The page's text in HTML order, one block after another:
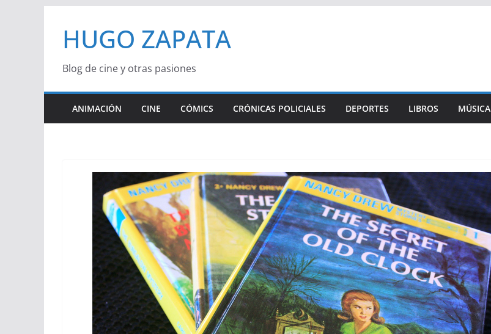
contenido
HUGO ZAPATA
Blog de cine y otras pasiones
ANIMACIÓN CINE CÓMICS CRÓNICAS POLICIALES DEPORTES LIBROS MÚSICA